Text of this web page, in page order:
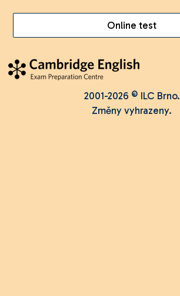
Online test
2001-2026 © ILC Brno.
Změny vyhrazeny.